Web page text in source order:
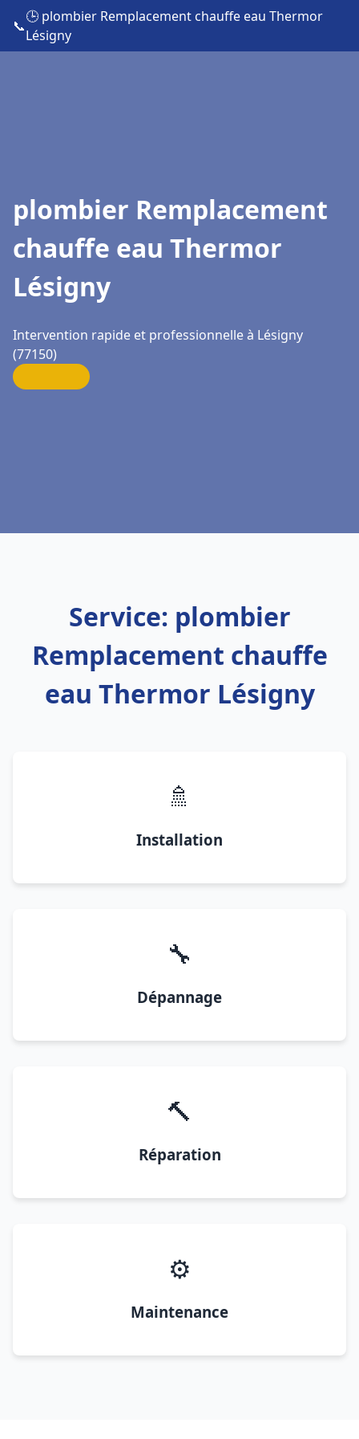
📞
🕒 plombier Remplacement chauffe eau Thermor
Lésigny
plombier Remplacement
chauffe eau Thermor
Lésigny
Intervention rapide et professionnelle à Lésigny
(77150)
Service: plombier
Remplacement chauffe
eau Thermor Lésigny
🚿
Installation
🔧
Dépannage
🔨
Réparation
⚙️
Maintenance